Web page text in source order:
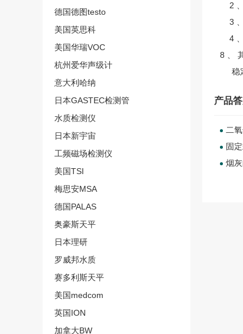
德国德图testo
美国英思科
美国华瑞VOC
杭州爱华声级计
意大利哈纳
日本GASTEC检测管
水质检测仪
日本新宇宙
工频磁场检测仪
美国TSI
梅思安MSA
德国PALAS
奥豪斯天平
日本理研
罗威邦水质
赛多利斯天平
美国medcom
英国ION
加拿大BW
2 、
3 、
4 、
8 、
稳
产品
二
固
烟